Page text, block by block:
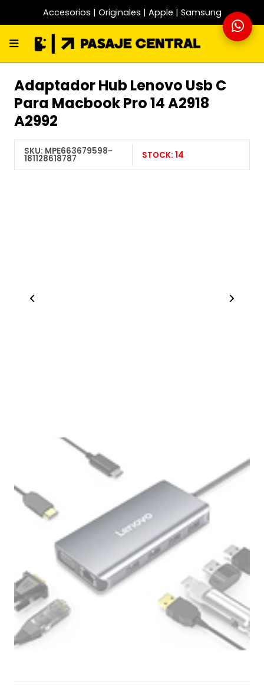
Accesorios | Originales | Apple | Samsung
Adaptador Hub Lenovo Usb C
Para Macbook Pro 14 A2918
A2992
SKU: MPE663679598-
181128618787 STOCK: 14